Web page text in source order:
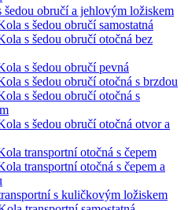
obručí a jehlovým ložiskem
s šedou obručí samostatná
s šedou obručí otočná bez
s šedou obručí pevná
s šedou obručí otočná s brzdou
s šedou obručí otočná s
s šedou obručí otočná otvor a
transportní otočná s čepem
transportní otočná s čepem a
s kuličkovým ložiskem